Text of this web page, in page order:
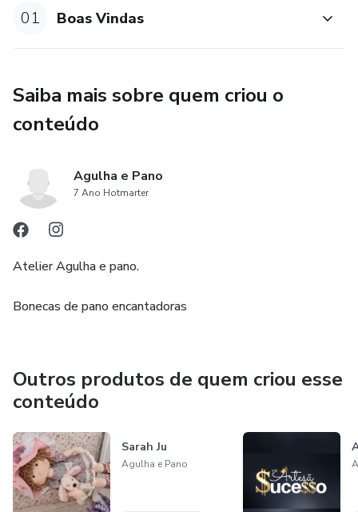
01 Boas Vindas
Saiba mais sobre quem criou o
conteúdo
Agulha e Pano
7 Ano Hotmarter
Atelier Agulha e pano.
Bonecas de pano encantadoras
Outros produtos de quem criou esse
conteúdo
Sarah Ju
Agulha e Pano